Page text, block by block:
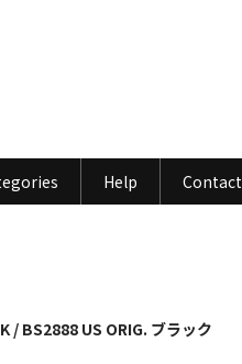
Help Contact
/ BS2888 US ORIG. ブラック